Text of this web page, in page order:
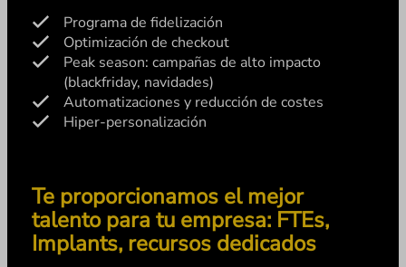
Programa de fidelización
Optimización de checkout
Peak season: campañas de alto impacto
(blackfriday, navidades)
Automatizaciones y reducción de costes
Hiper-personalización
Te proporcionamos el mejor
talento para tu empresa: FTEs,
Implants, recursos dedicados